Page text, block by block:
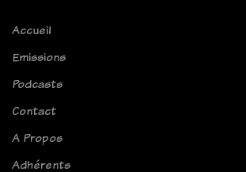
Accueil
Emissions
Podcasts
Contact
A Propos
Adhérents